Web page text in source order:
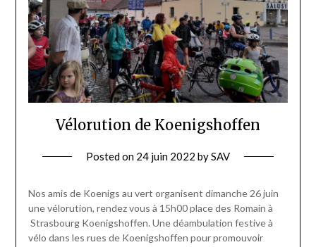
Vélorution de Koenigshoffen
Posted on 24 juin 2022 bySAV
Nos amis de Koenigs au vert organisent dimanche 26 juin
une vélorution, rendez vous à 15h00 place des Romain à
Strasbourg Koenigshoffen. Une déambulation festive à
vélo dans les rues de Koenigshoffen pour promouvoir